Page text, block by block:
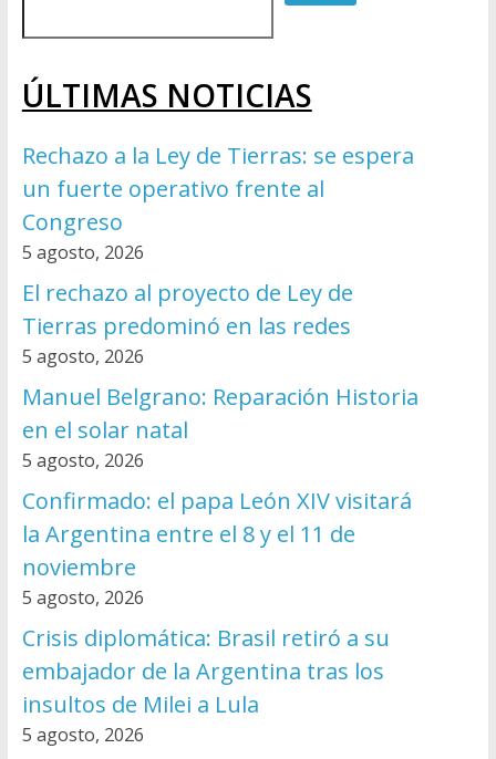
ÚLTIMAS NOTICIAS
Rechazo a la Ley de Tierras: se espera
un fuerte operativo frente al
Congreso
5 agosto, 2026
El rechazo al proyecto de Ley de
Tierras predominó en las redes
5 agosto, 2026
Manuel Belgrano: Reparación Historia
en el solar natal
5 agosto, 2026
Confirmado: el papa León XIV visitará
la Argentina entre el 8 y el 11 de
noviembre
5 agosto, 2026
Crisis diplomática: Brasil retiró a su
embajador de la Argentina tras los
insultos de Milei a Lula
5 agosto, 2026